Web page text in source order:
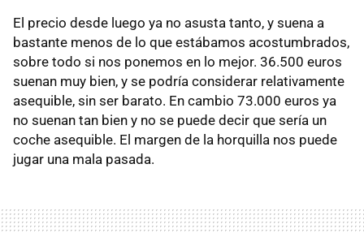
El precio desde luego ya no asusta tanto, y suena a
bastante menos de lo que estábamos acostumbrados,
sobre todo si nos ponemos en lo mejor. 36.500 euros
suenan muy bien, y se podría considerar relativamente
asequible, sin ser barato. En cambio 73.000 euros ya
no suenan tan bien y no se puede decir que sería un
coche asequible. El margen de la horquilla nos puede
jugar una mala pasada.